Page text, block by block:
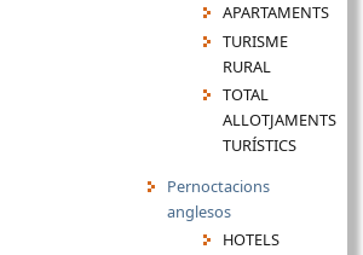
APARTAMENTS
TURISME
RURAL
TOTAL
ALLOTJAMENTS
TURÍSTICS
Pernoctacions
anglesos
HOTELS